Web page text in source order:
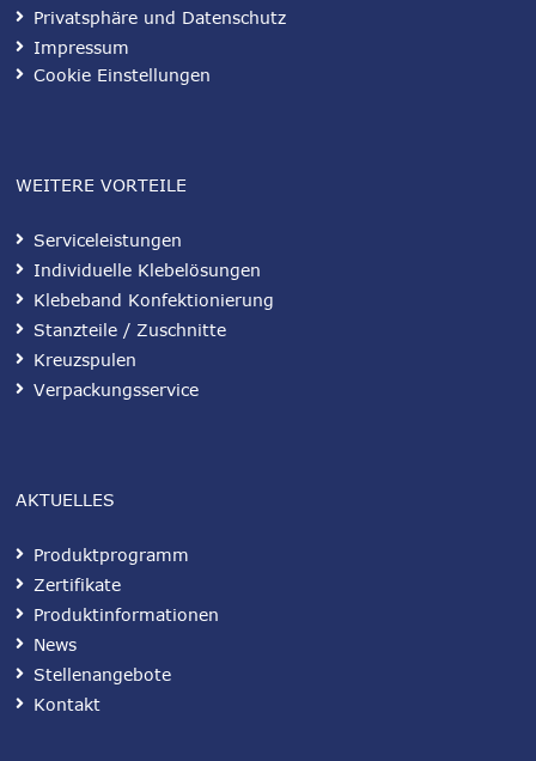
Privatsphäre und Datenschutz
Impressum
Cookie Einstellungen
WEITERE VORTEILE
Serviceleistungen
Individuelle Klebelösungen
Klebeband Konfektionierung
Stanzteile / Zuschnitte
Kreuzspulen
Verpackungsservice
AKTUELLES
Produktprogramm
Zertifikate
Produktinformationen
News
Stellenangebote
Kontakt